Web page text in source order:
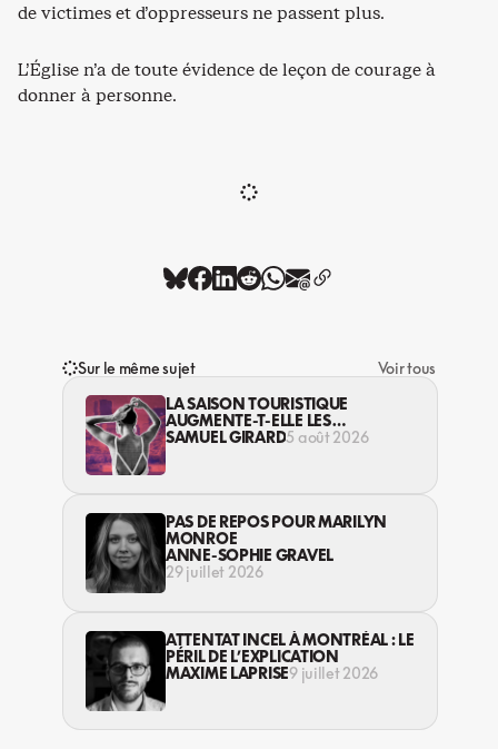
de victimes et d’oppresseurs ne passent plus.
L’Église n’a de toute évidence de leçon de courage à
donner à personne.
Sur le même sujet
Voir tous
LA SAISON TOURISTIQUE
AUGMENTE-T-ELLE LES
VIOLENCES CONTRE LES
SAMUEL GIRARD5 août 2026
PAS DE REPOS POUR MARILYN
MONROE
ANNE-SOPHIE GRAVEL
29 juillet 2026
ATTENTAT INCEL À MONTRÉAL : LE
PÉRIL DE L’EXPLICATION
MAXIME LAPRISE9 juillet 2026